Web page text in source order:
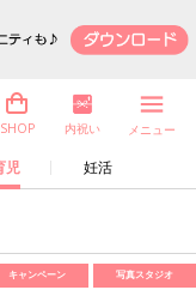
児 妊活
SHOP 内祝い メニュー
キャンペーン 写真スタジオ